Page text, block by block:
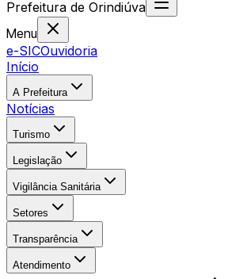
Prefeitura de Orindiúva
Menu
e-SICOuvidoria
Início
A Prefeitura
Notícias
Turismo
Legislação
Vigilância Sanitária
Setores
Transparência
Atendimento